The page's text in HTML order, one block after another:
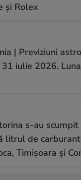
și Rolex
| Previziuni
iulie 2026.
s-au
litrul de
Timișoara și